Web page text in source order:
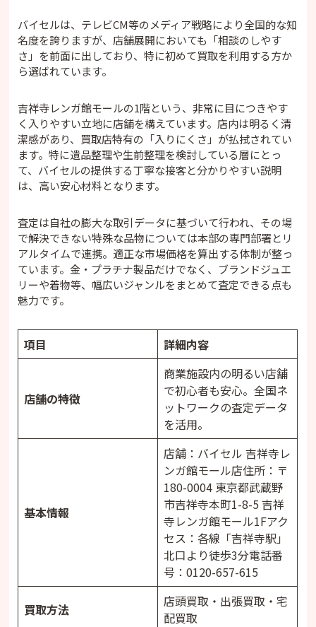
バイセルは、テレビCM等のメディア戦略により全国的な知
名度を誇りますが、店舗展開においても「相談のしやす
さ」を前面に出しており、特に初めて買取を利用する方か
ら選ばれています。
吉祥寺レンガ館モールの1階という、非常に目につきやす
く入りやすい立地に店舗を構えています。店内は明るく清
潔感があり、買取店特有の「入りにくさ」が払拭されてい
ます。特に遺品整理や生前整理を検討している層にとっ
て、バイセルの提供する丁寧な接客と分かりやすい説明
は、高い安心材料となります。
査定は自社の膨大な取引データに基づいて行われ、その場
で解決できない特殊な品物については本部の専門部署とリ
アルタイムで連携。適正な市場価格を算出する体制が整っ
ています。金・プラチナ製品だけでなく、ブランドジュエ
リーや着物等、幅広いジャンルをまとめて査定できる点も
魅力です。
項目 詳細内容
店舗の特徴
商業施設内の明るい店舗
で初心者も安心。全国ネ
ットワークの査定データ
を活用。
基本情報
店舗：バイセル 吉祥寺レ
ンガ館モール店住所：〒
180-0004 東京都武蔵野
市吉祥寺本町1-8-5 吉祥
寺レンガ館モール1Fアク
セス：各線「吉祥寺駅」
北口より徒歩3分電話番
号：0120-657-615
買取方法
店頭買取・出張買取・宅
配買取